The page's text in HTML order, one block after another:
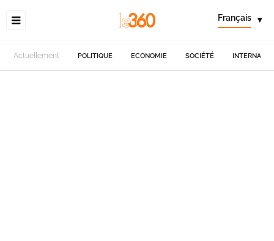
Français ▾
Actuellement POLITIQUE ECONOMIE SOCIÉTÉ